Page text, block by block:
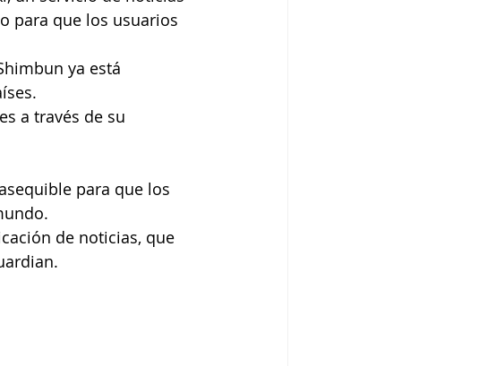
para que los usuarios
ya está
a través de su
de noticias, que